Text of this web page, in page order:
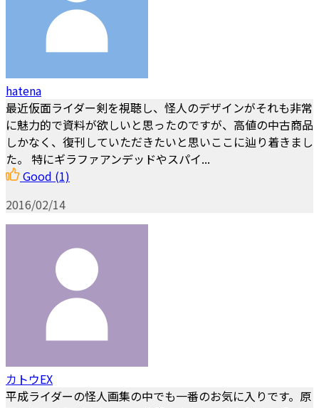
hatena
最近仮面ライダー剣を視聴し、怪人のデザインがそれも非常
に魅力的で資料が欲しいと思ったのですが、高値の中古商品
しかなく、復刊していただきたいと思いここに辿り着きまし
た。 特にギラファアンデッドやスパイ...
Good (1)
2016/02/14
カトウEX
平成ライダーの怪人画集の中でも一番のお気に入りです。原